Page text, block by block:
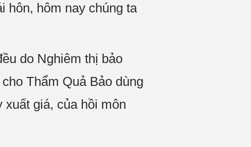
hôn, hôm nay chúng ta
do Nghiêm thị bảo
Thẩm Quả Bảo dùng
xuất giá, của hồi môn